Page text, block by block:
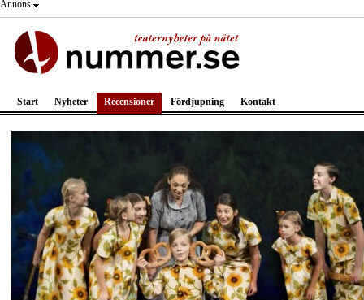
Annons
Start Nyheter Recensioner Fördjupning Kontakt